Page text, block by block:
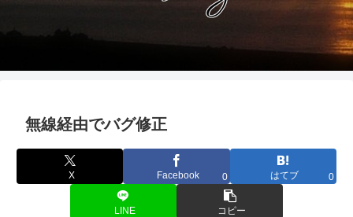
無線経由でバグ修正
X Facebook 0 はてブ 0
LINE コピー